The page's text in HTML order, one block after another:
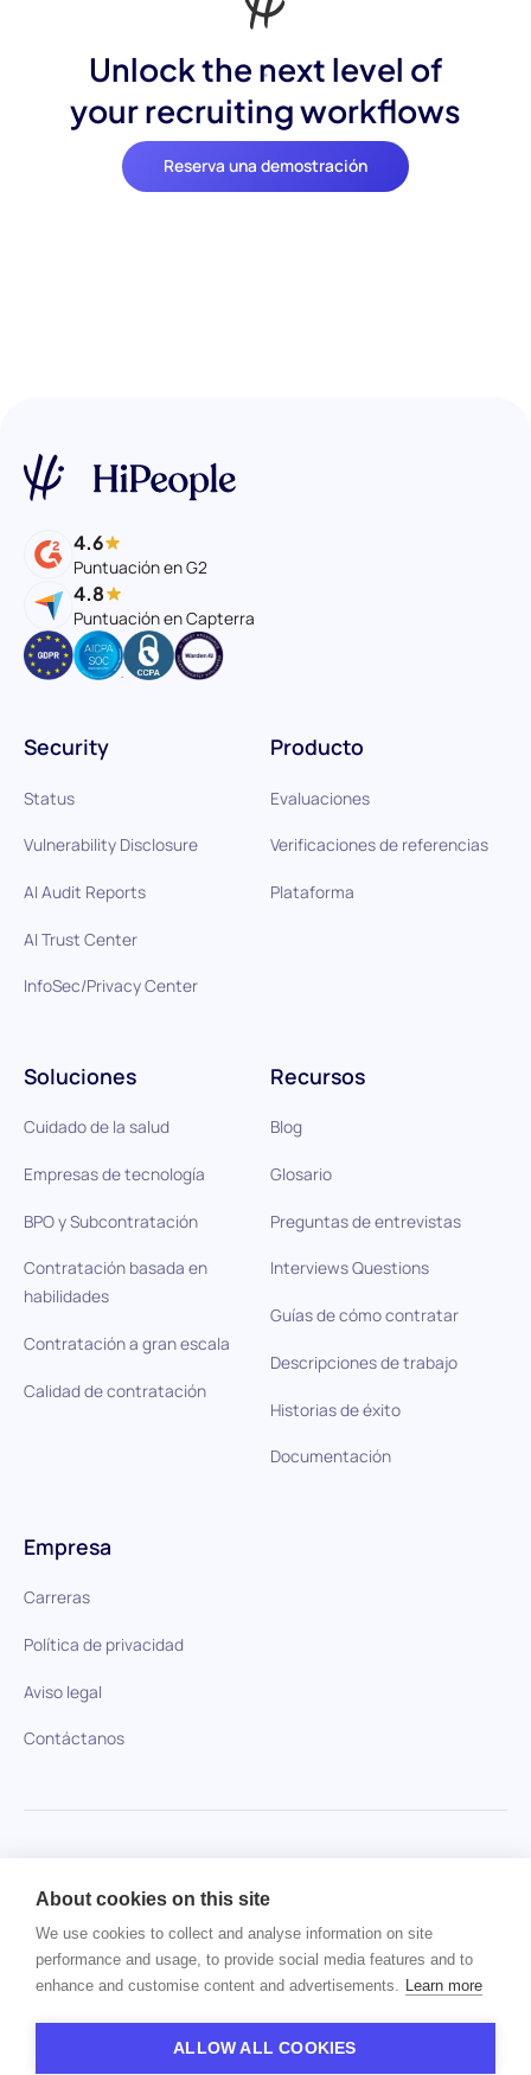
Unlock the next level of
your recruiting workflows
Reserva una demostración
4.6
Puntuación en G2
4.8
Puntuación en Capterra
Producto
Evaluaciones
Verificaciones de referencias
Plataforma
Soluciones
Cuidado de la salud
Empresas de tecnología
BPO y Subcontratación
Contratación basada en
habilidades
Contratación a gran escala
Calidad de contratación
Recursos
Blog
Glosario
Preguntas de entrevistas
Interviews Questions
Guías de cómo contratar
Descripciones de trabajo
Historias de éxito
Documentación
Security
Status
Vulnerability Disclosure
AI Audit Reports
AI Trust Center
InfoSec/Privacy Center
Empresa
Carreras
Política de privacidad
Aviso legal
Contáctanos
No se ha encontrado ningún artículo.
About cookies on this site
We use cookies to collect and analyse information on site
performance and usage, to provide social media features and to
enhance and customise content and advertisements. Learn more
ALLOW ALL COOKIES